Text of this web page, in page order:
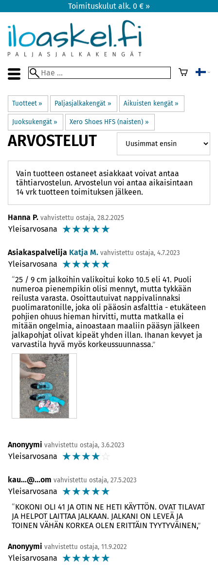
Toimituskulut alk. 0 € »
Tuotteet ‪» Paljasjalkakengät ‪» Aikuisten kengät ‪»
Juoksukengät ‪» Xero Shoes HFS (naisten) ‪»
ARVOSTELUT
Vain tuotteen ostaneet asiakkaat voivat antaa
tähtiarvostelun. Arvostelun voi antaa aikaisintaan
14 vrk tuotteen toimituksen jälkeen.
Hanna P. vahvistettu ostaja, 28.2.2025
Yleisarvosana ☆☆☆☆☆
Asiakaspalvelija Katja M. vahvistettu ostaja, 4.7.2023
Yleisarvosana ☆☆☆☆☆
25 / 9 cm jalkoihin valikoitui koko 10.5 eli 41. Puoli
numeroa pienempikin olisi mennyt, mutta tykkään
reilusta varasta. Osoittautuivat nappivalinnaksi
puolimaratonille, joka oli pääosin asfalttia - etukäteen
pohjien ohuus hieman hirvitti, mutta matkalla ei
mitään ongelmia, ainoastaan maaliin pääsyn jälkeen
jalkapohjat olivat kipeät yhden illan. Ihanan kevyet ja
varvastila hyvä myös korkeussuunnassa.
Anonyymi vahvistettu ostaja, 3.6.2023
Yleisarvosana ☆☆☆☆☆
kau...@...om vahvistettu ostaja, 27.5.2023
Yleisarvosana ☆☆☆☆☆
KOKONI OLI 41 JA OTIN NE HETI KÄYTTÖN. OVAT TILAVAT
JA HELPOT LAITTAA JALKAAN. JALKANI ON LEVEÄ JA
TOINEN VÄHÄN KORKEA OLEN ERITTÄIN TYYTYVÄINEN,
Anonyymi vahvistettu ostaja, 11.9.2022
Yleisarvosana ☆☆☆☆☆